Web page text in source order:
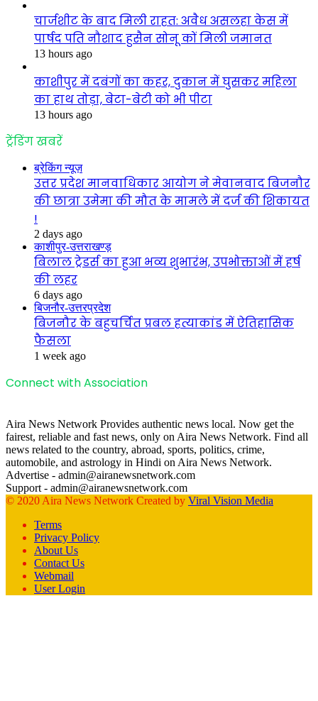
चार्जशीट के बाद मिली राहत: अवैध असलहा केस में
पार्षद पति नौशाद हुसैन सोनू कों मिली जमानत
13 hours ago
काशीपुर में दबंगों का कहर, दुकान में घुसकर महिला
का हाथ तोड़ा, बेटा-बेटी को भी पीटा
13 hours ago
ट्रेंडिंग खबरें
ब्रेकिंग न्यूज़
उत्तर प्रदेश मानवाधिकार आयोग ने मेवानवाद बिजनौर
की छात्रा उमेमा की मौत के मामले में दर्ज की शिकायत
!
2 days ago
काशीपुर-उत्तराखण्ड़
बिलाल ट्रेडर्स का हुआ भव्य शुभारंभ, उपभोक्ताओं में हर्ष
की लहर
6 days ago
बिजनौर-उत्तरप्रदेश
बिजनौर के बहुचर्चित प्रबल हत्याकांड में ऐतिहासिक
फैसला
1 week ago
Connect with Association
Aira News Network Provides authentic news local. Now get the
fairest, reliable and fast news, only on Aira News Network. Find all
news related to the country, abroad, sports, politics, crime,
automobile, and astrology in Hindi on Aira News Network.
Advertise - admin@airanewsnetwork.com
Support - admin@airanewsnetwork.com
© 2020 Aira News Network Created by Viral Vision Media
Terms
Privacy Policy
About Us
Contact Us
Webmail
User Login